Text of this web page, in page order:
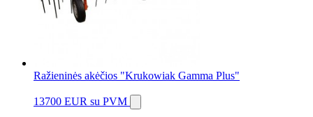
Ražieninės akėčios "Krukowiak Gamma Plus"
13700 EUR su PVM